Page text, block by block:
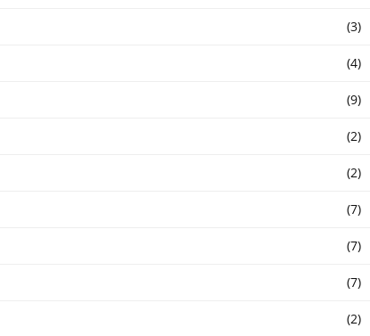
(3)
(4)
(9)
(2)
(2)
(7)
(7)
(7)
(2)